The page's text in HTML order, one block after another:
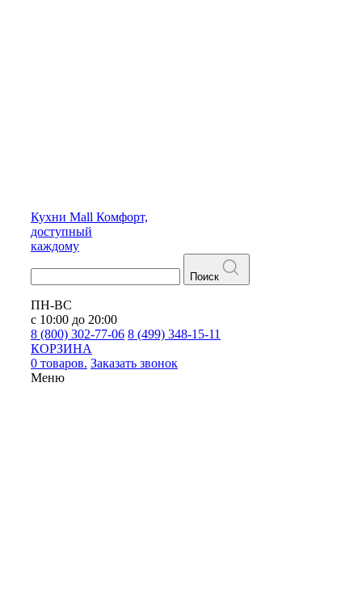
Кухни Mall Комфорт,
доступный
каждому
Поиск
ПН-ВС
с 10:00 до 20:00
8 (800) 302-77-06 8 (499) 348-15-11
КОРЗИНА
0 товаров. Заказать звонок
Меню